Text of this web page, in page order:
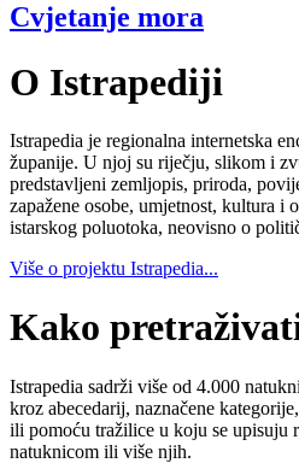
Cvjetanje mora
O Istrapediji
Istrapedia je regionalna internetska
županije. U njoj su riječju, slikom i
predstavljeni zemljopis, priroda,
zapažene osobe, umjetnost, kultura i
istarskog poluotoka, neovisno o
Više o projektu Istrapedia...
Kako
Istrapedia sadrži više od 4.000
kroz abecedarij, naznačene
ili pomoću tražilice u koju se upisuju
natuknicom ili više njih.